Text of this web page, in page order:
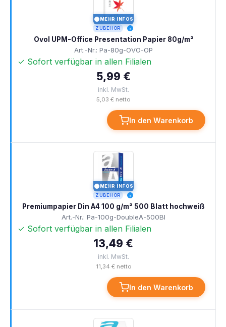
MEHR INFOS
ZUBEHÖR
Ovol UPM-Office Presentation Papier 80g/m²
Art.-Nr.: Pa-80g-OVO-OP
✓ Sofort verfügbar in allen Filialen
5,99 €
inkl. MwSt.
5,03 € netto
In den Warenkorb
MEHR INFOS
ZUBEHÖR
Premiumpapier Din A4 100 g/m² 500 Blatt hochweiß
Art.-Nr.: Pa-100g-DoubleA-500Bl
✓ Sofort verfügbar in allen Filialen
13,49 €
inkl. MwSt.
11,34 € netto
In den Warenkorb